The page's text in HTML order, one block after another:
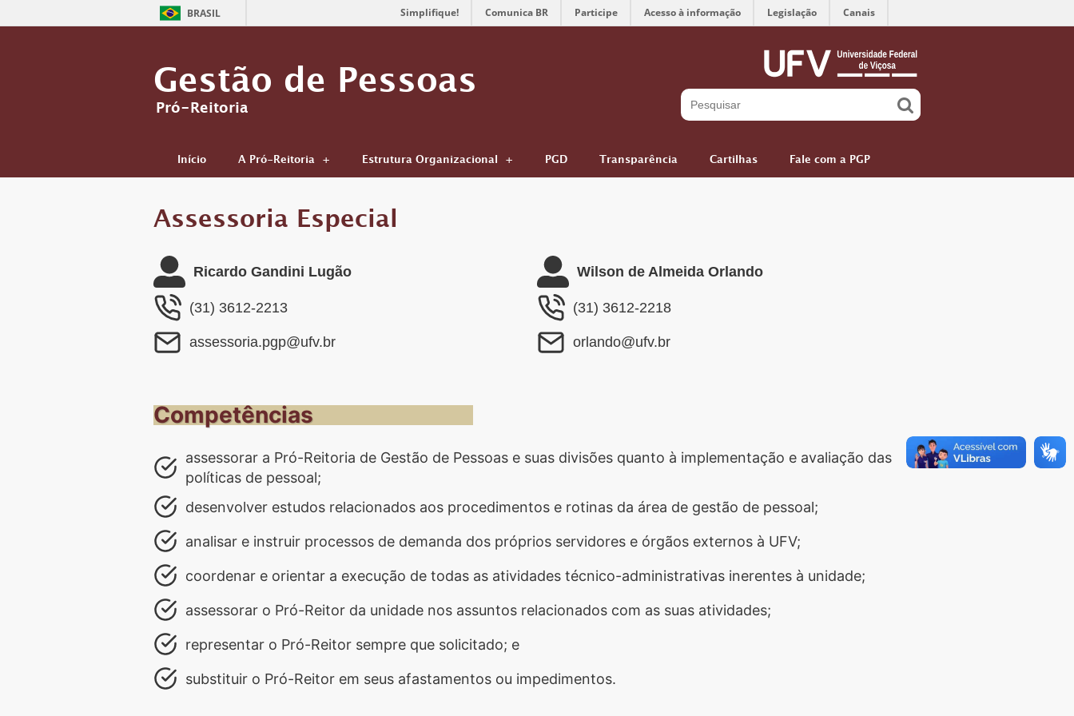
BRASIL Simplifique! Comunica BR Participe Acesso à informação Legislação Canais
Gestão de Pessoas
Pró-Reitoria
Início A Pró-Reitoria Estrutura Organizacional PGD Transparência Cartilhas Fale com a PGP
Assessoria Especial
Ricardo Gandini Lugão
(31) 3612-2213
assessoria.pgp@ufv.br
Wilson de Almeida Orlando
(31) 3612-2218
orlando@ufv.br
Competências
assessorar a Pró-Reitoria de Gestão de Pessoas e suas divisões quanto à implementação e avaliação das
políticas de pessoal;
desenvolver estudos relacionados aos procedimentos e rotinas da área de gestão de pessoal;
analisar e instruir processos de demanda dos próprios servidores e órgãos externos à UFV;
coordenar e orientar a execução de todas as atividades técnico-administrativas inerentes à unidade;
assessorar o Pró-Reitor da unidade nos assuntos relacionados com as suas atividades;
representar o Pró-Reitor sempre que solicitado; e
substituir o Pró-Reitor em seus afastamentos ou impedimentos.